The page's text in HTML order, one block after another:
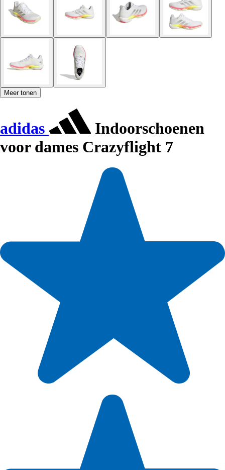
Meer tonen
adidas
Indoorschoenen
voor dames Crazyflight 7